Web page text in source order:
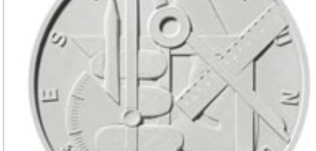
Jahrgang 2026
Leserforum
Leserservice
Abonnement
Anzeigen